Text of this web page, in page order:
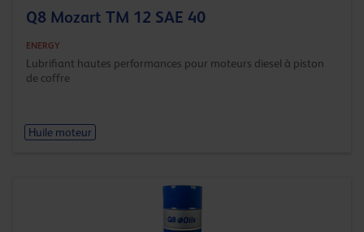
Q8 Mozart TM 12 SAE 40
ENERGY
Lubrifiant hautes performances pour moteurs diesel à piston
de coffre
Huile moteur